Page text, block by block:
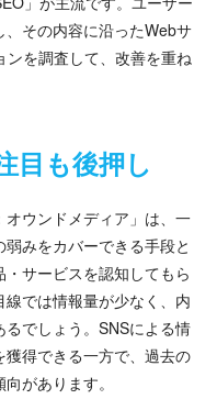
その内容に沿ったWebサ
を調査して、改善を重ね
目も後押し
オウンドメディア」は、一
みをカバーできる手段と
サービスを認知してもら
では情報量が少なく、内
でしょう。SNSによる情
得できる一方で、過去の
があります。